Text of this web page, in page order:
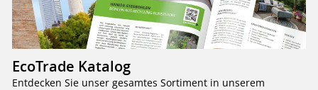
EcoTrade Katalog
Entdecken Sie unser gesamtes Sortiment in unserem